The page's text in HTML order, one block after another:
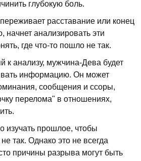
глубокую боль.
расставание или конец
начнет анализировать эти
где что-то пошло не так.
к анализу, мужчина-Дева будет
информацию. Он может
сообщения и ссоры,
перелома" в отношениях,
изучать прошлое, чтобы
так. Однако это не всегда
причины разрыва могут быть